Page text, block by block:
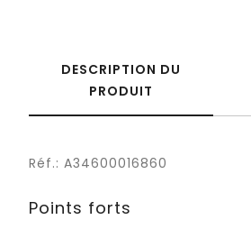
DESCRIPTION DU
PRODUIT
Réf.: A34600016860
Points forts